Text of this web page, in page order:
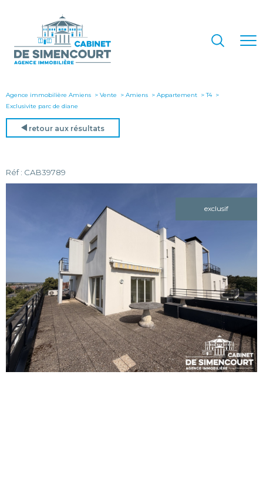
Agence immobilière Amiens Vente Amiens Appartement
T4
exclusivite parc de diane
retour aux résultats
Réf : CAB39789
exclusif